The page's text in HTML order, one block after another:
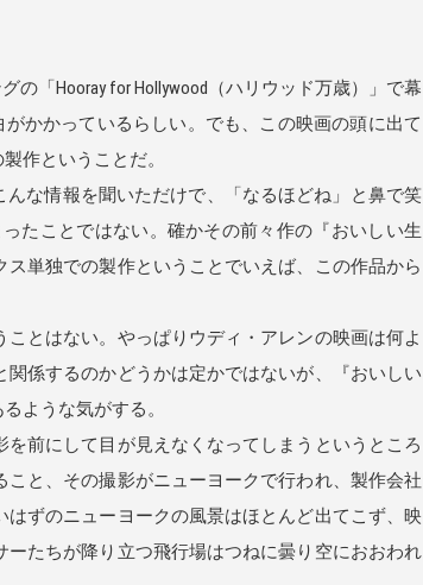
「Hooray for Hollywood（ハリウッド万歳）」で幕
かかっているらしい。でも、この映画の頭に出て
作ということだ。
な情報を聞いただけで、「なるほどね」と鼻で笑
たことではない。確かその前々作の『おいしい生
単独での製作ということでいえば、この作品から
とはない。やっぱりウディ・アレンの映画は何よ
係するのかどうかは定かではないが、『おいしい
ような気がする。
前にして目が見えなくなってしまうというところ
と、その撮影がニューヨークで行われ、製作会社
ずのニューヨークの風景はほとんど出てこず、映
たちが降り立つ飛行場はつねに曇り空におおわれ